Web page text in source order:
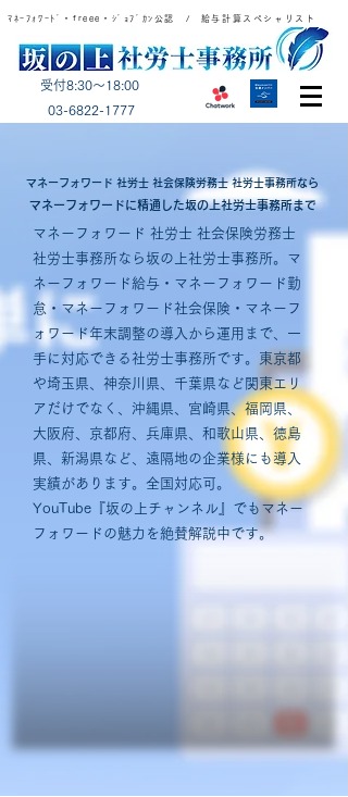
ﾏﾈｰﾌｫﾜｰﾄﾞ・freee・ｼﾞｮﾌﾞｶﾝ公認 / 給与計算スペシャリスト
受付8:30～18:00
​03-6822-1777
マネーフォワード 社労士 社会保険労務士 社労士事務所なら
マネーフォワードに精通した坂の上社労士事務所まで
マネーフォワード 社労士 社会保険労務士
社労士事務所なら坂の上社労士事務所。マ
ネーフォワード給与・マネーフォワード勤
怠・マネーフォワード社会保険・マネーフ
ォワード年末調整の導入から運用まで、一
手に対応できる社労士事務所です。東京都
や埼玉県、神奈川県、千葉県など関東エリ
アだけでなく、沖縄県、宮崎県、福岡県、
大阪府、京都府、兵庫県、和歌山県、徳島
県、新潟県など、遠隔地の企業様にも導入
実績があります。全国対応可。
YouTube『坂の上チャンネル』でもマネー
フォワードの魅力を絶賛解説中です。